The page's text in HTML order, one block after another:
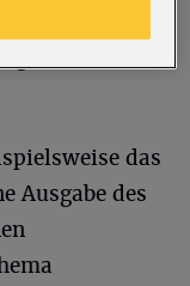
das
Ausgabe des